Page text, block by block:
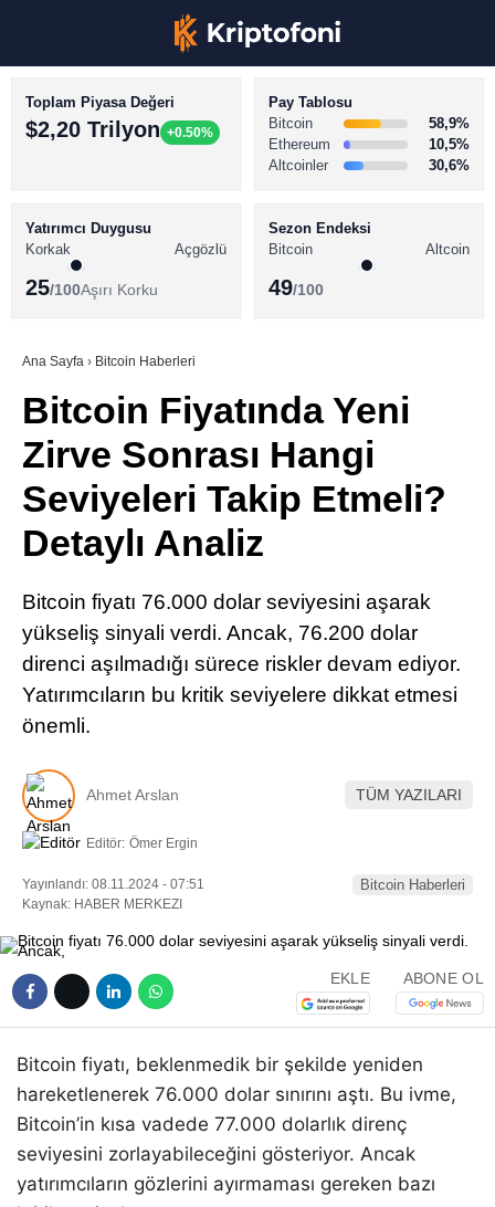
Youtube
TikTok
BİTCOİN HABERLERİ
ALTCOİN HABERLERİ
SÖZLÜK
Toplam Piyasa Değeri
$2,20 Trilyon +0.50%
Pay Tablosu
Bitcoin
58,9%
Ethereum
10,5%
Altcoinler
30,6%
Yatırımcı Duygusu
Korkak
Açgözlü
25/100Aşırı Korku
Sezon Endeksi
Bitcoin
Altcoin
49/100
Ana Sayfa › Bitcoin Haberleri
Bitcoin Fiyatında Yeni
Zirve Sonrası Hangi
Seviyeleri Takip Etmeli?
Detaylı Analiz
Bitcoin fiyatı 76.000 dolar seviyesini aşarak
yükseliş sinyali verdi. Ancak, 76.200 dolar
direnci aşılmadığı sürece riskler devam ediyor.
Yatırımcıların bu kritik seviyelere dikkat etmesi
önemli.
Ahmet Arslan TÜM YAZILARI
Editör: Ömer Ergin
Yayınlandı: 08.11.2024 - 07:51
Kaynak: HABER MERKEZI
Bitcoin Haberleri
EKLE ABONE OL
Bitcoin fiyatı, beklenmedik bir şekilde yeniden
hareketlenerek 76.000 dolar sınırını aştı. Bu ivme,
Bitcoin’in kısa vadede 77.000 dolarlık direnç
seviyesini zorlayabileceğini gösteriyor. Ancak
yatırımcıların gözlerini ayırmaması gereken bazı